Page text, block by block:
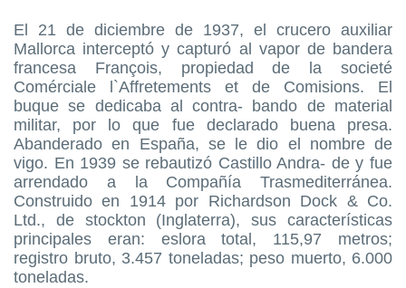
El 21 de diciembre de 1937, el crucero auxiliar
Mallorca interceptó y capturó al vapor de bandera
francesa François, propiedad de la societé
Comérciale l`Affretements et de Comisions. El
buque se dedicaba al contra- bando de material
militar, por lo que fue declarado buena presa.
Abanderado en España, se le dio el nombre de
vigo. En 1939 se rebautizó Castillo Andra- de y fue
arrendado a la Compañía Trasmediterránea.
Construido en 1914 por Richardson Dock & Co.
Ltd., de stockton (Inglaterra), sus características
principales eran: eslora total, 115,97 metros;
registro bruto, 3.457 toneladas; peso muerto, 6.000
toneladas.